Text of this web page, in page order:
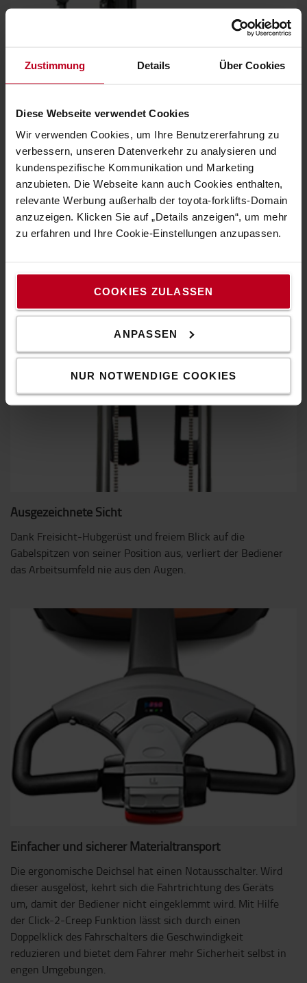
Zustimmung Details Über Cookies
Diese Webseite verwendet Cookies
Wir verwenden Cookies, um Ihre Benutzererfahrung zu
verbessern, unseren Datenverkehr zu analysieren und
kundenspezifische Kommunikation und Marketing
anzubieten. Die Webseite kann auch Cookies enthalten,
relevante Werbung außerhalb der toyota-forklifts-Domain
anzuzeigen. Klicken Sie auf „Details anzeigen“, um mehr
zu erfahren und Ihre Cookie-Einstellungen anzupassen.
COOKIES ZULASSEN
ANPASSEN
NUR NOTWENDIGE COOKIES
Doppelstockausführung für zwei Paletten
Das Gerät wurde speziell für den sicheren Transport von
zwei Paletten entwickelt und verdoppelt somit die
Produktivität. Dank des kompakten Chassis und der
geringen Bauhöhe wird ein effizientes Be- und Entladen
von LKWs ermöglicht.
Ausgezeichnete Sicht
Dank Freisicht-Hubgerüst und freiem Blick auf die
Gabelspitzen von seiner Position aus, verliert der Bediener
das Arbeitsumfeld nie aus den Augen.
Einfacher und sicherer Materialtransport
Die ergonomische Deichsel hat einen Notausschalter. Wird
dieser ausgelöst, kehrt sich die Fahrtrichtung des Geräts
um, damit der Bediener nicht eingeklemmt wird. Mit Hilfe
der Click-2-Creep Funktion lässt sich durch einen
Doppelklick des Fahrschalters die Geschwindigkeit
reduzieren und bietet dem Fahrer mehr Sicherheit selbst in
engen Umgebungen.